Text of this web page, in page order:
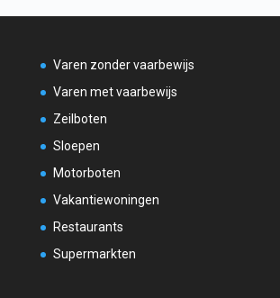
Varen zonder vaarbewijs
Varen met vaarbewijs
Zeilboten
Sloepen
Motorboten
Vakantiewoningen
Restaurants
Supermarkten